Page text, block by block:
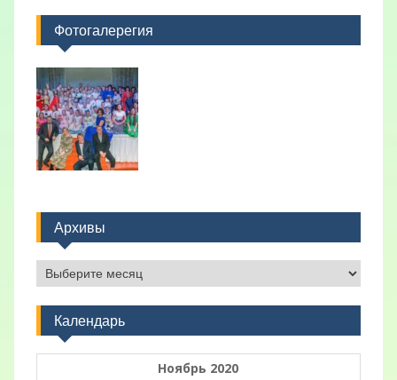
Фотогалерегия
Архивы
Архивы
Календарь
Ноябрь 2020